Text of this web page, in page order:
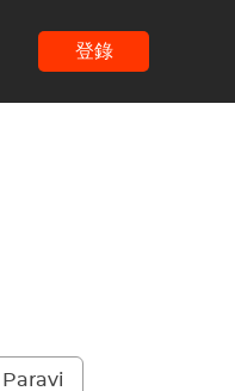
登錄
Paravi